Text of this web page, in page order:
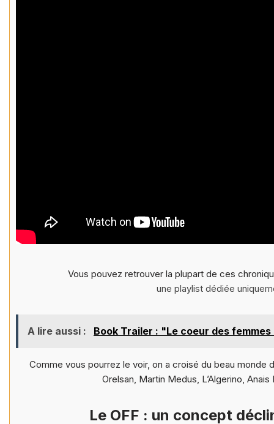
Vous pouvez retrouver la plupart de ces
une playlist dédiée
A lire aussi : Book Trailer : "Le coeur des
Comme vous pourrez le voir, on a croisé du beau monde
Orelsan, Martin Medus, L’Algerino,
Le OFF : un concept